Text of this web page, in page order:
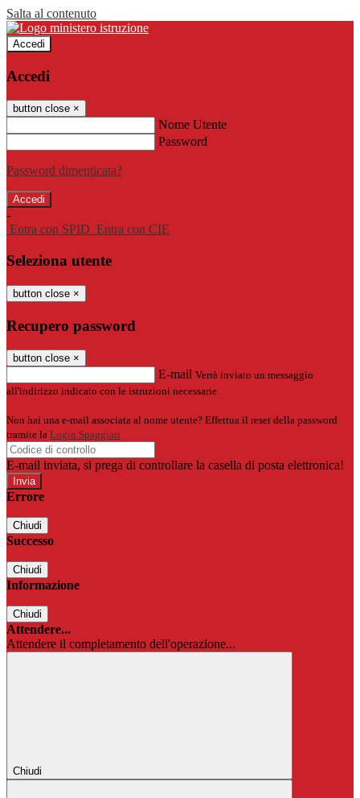
Salta al contenuto
Accedi
Accedi
button close ×
Nome Utente
Password
Password dimenticata?
-
Entra con SPID Entra con CIE
Seleziona utente
button close ×
Recupero password
button close ×
E-mail Verrà inviato un messaggio
all'indirizzo indicato con le istruzioni necessarie.
Non hai una e-mail associata al nome utente? Effettua il reset della password
tramite la Login Spaggiari
E-mail inviata, si prega di controllare la casella di posta elettronica!
Errore
Chiudi
Successo
Chiudi
Informazione
Chiudi
Attendere...
Attendere il completamento dell'operazione...
Chiudi